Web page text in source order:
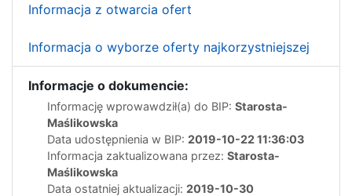
Informacja z otwarcia ofert
Informacja o wyborze oferty najkorzystniejszej
Informacje o dokumencie:
Informację wprowawdził(a) do BIP: Starosta-
Maślikowska
Data udostępnienia w BIP: 2019-10-22 11:36:03
Informacja zaktualizowana przez: Starosta-
Maślikowska
Data ostatniej aktualizacji: 2019-10-30